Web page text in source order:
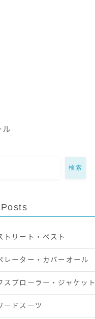
ル
検索
トリート・ベスト
レーター・カバーオール
スプローラー・ジャケット
ードスーツ